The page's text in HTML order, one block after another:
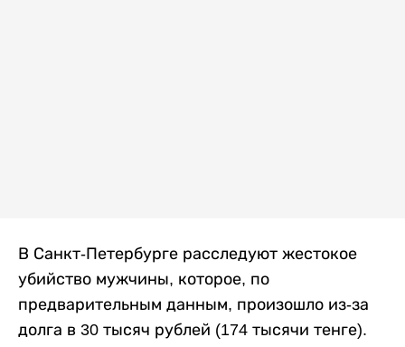
В Санкт-Петербурге расследуют жестокое
убийство мужчины, которое, по
предварительным данным, произошло из-за
долга в 30 тысяч рублей (174 тысячи тенге).